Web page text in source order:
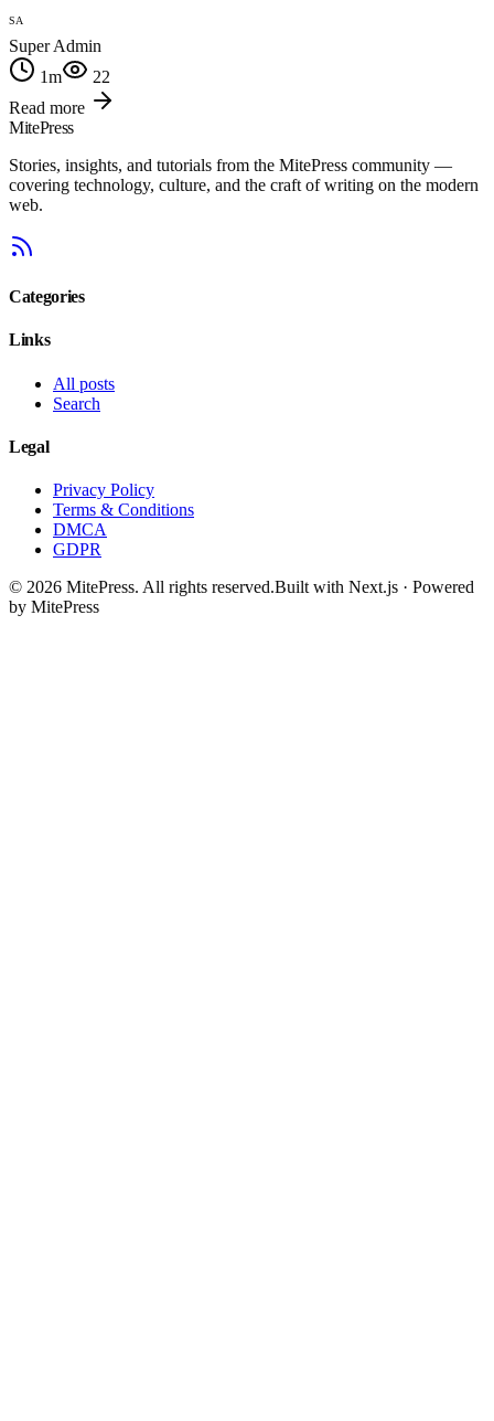
SA
Super Admin
1m
22
Read more
MitePress
Stories, insights, and tutorials from the MitePress community —
covering technology, culture, and the craft of writing on the modern
web.
Categories
Links
All posts
Search
Legal
Privacy Policy
Terms & Conditions
DMCA
GDPR
© 2026 MitePress. All rights reserved.Built with Next.js · Powered
by MitePress